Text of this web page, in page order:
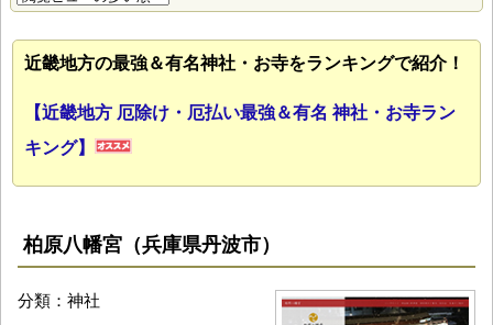
近畿地方の最強＆有名神社・お寺をランキングで紹介！
【近畿地方 厄除け・厄払い最強＆有名 神社・お寺ラン
キング】
柏原八幡宮（兵庫県丹波市）
分類：神社